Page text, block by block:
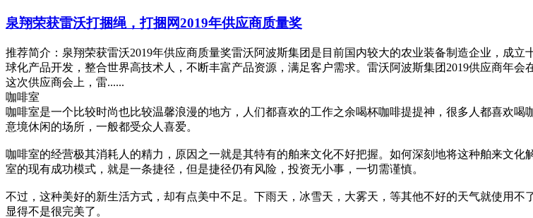
泉翔荣获雷沃打捆绳，打捆网2019年供应商质量奖
推荐简介：泉翔荣获雷沃2019年供应商质量奖雷沃阿波斯集团是目前国内较大的农业装备制造企业，成
球化产品开发，整合世界高技术人，不断丰富产品资源，满足客户需求。雷沃阿波斯集团2019供应商年
这次供应商会上，雷......
咖啡室
咖啡室是一个比较时尚也比较温馨浪漫的地方，人们都喜欢的工作之余喝杯咖啡提提神，很多人都喜欢
意境休闲的场所，一般都受众人喜爱。
咖啡室的经营极其消耗人的精力，原因之一就是其特有的舶来文化不好把握。如何深刻地将这种舶来文
室的现有成功模式，就是一条捷径，但是捷径仍有风险，投资无小事，一切需谨慎。
不过，这种美好的新生活方式，却有点美中不足。下雨天，冰雪天，大雾天，等其他不好的天气就使用
显得不是很完美了。